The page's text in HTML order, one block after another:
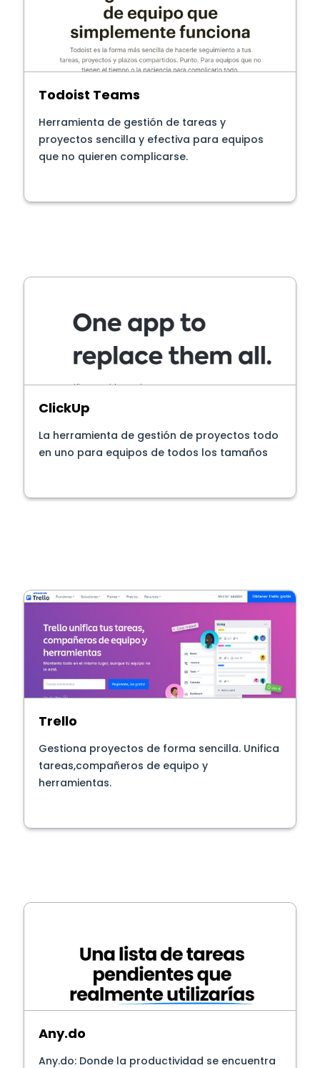
Todoist Teams
Herramienta de gestión de tareas y
proyectos sencilla y efectiva para equipos
que no quieren complicarse.
ClickUp
La herramienta de gestión de proyectos todo
en uno para equipos de todos los tamaños
Trello
Gestiona proyectos de forma sencilla. Unifica
tareas,compañeros de equipo y
herramientas.
Any.do
Any.do: Donde la productividad se encuentra